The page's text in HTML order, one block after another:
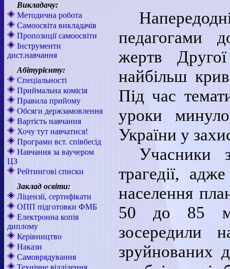
Викладачу:
Методична робота
Самоосвіта викладачів
Пропозиції самоосвіти
Інструменти
дист.навчання
Абітурієнту:
Спеціальності
Приймальна комісія
Правила прийому
Обсяги держзамовлення
Вартість навчання
Хочу тут навчатися!
Програми вст. співбесід
Навчання за ваучером
ЦЗ
Рейтингові списки
Заклад освіти:
Ліцензії, сертифікати
ОПП підготовки ФМБ
Електронна копія
диплому
Керівництво
Накази
Самоврядування
Технічне відділення
педагогами
жертв
найбільш
Під час
уроки
України у
Учасники
трагедії,
населення
50 до 85
зосередили
зруйнованих